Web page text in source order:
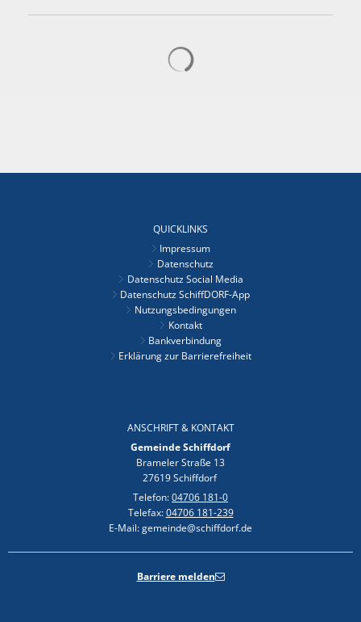
QUICKLINKS
Impressum
Datenschutz
Datenschutz Social Media
Datenschutz SchiffDORF-App
Nutzungsbedingungen
Kontakt
Bankverbindung
Erklärung zur Barrierefreiheit
ANSCHRIFT & KONTAKT
Gemeinde Schiffdorf
Brameler Straße 13
27619 Schiffdorf
Telefon:04706 181-0
Telefax:04706 181-239
E-Mail: gemeinde@schiffdorf.de
Barriere melden